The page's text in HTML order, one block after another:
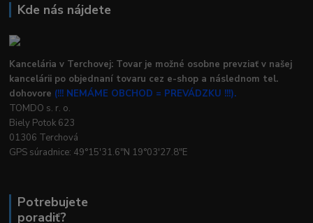
Kde nás nájdete
Kancelária v Terchovej: Tovar je možné osobne prevziať v našej
kancelárii po objednaní tovaru cez e-shop a následnom tel.
dohovore (!!! NEMÁME OBCHOD = PREVÁDZKU !!!).
TOMDO s. r. o.
Biely Potok 623
01306 Terchová
GPS súradnice: 49°15'31.6"N 19°03'27.8"E
Potrebujete
poradiť?